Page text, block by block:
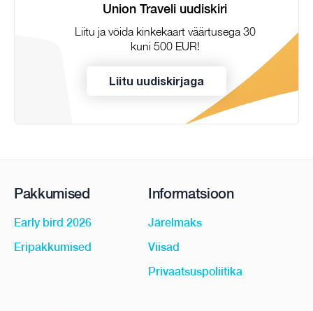
Union Traveli uudiskiri
Liitu ja võida kinkekaart väärtusega 30
kuni 500 EUR!
Liitu uudiskirjaga
Pakkumised
Early bird 2026
Eripakkumised
Informatsioon
Järelmaks
Viisad
Privaatsuspoliitika